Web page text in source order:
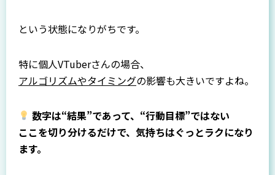
という状態になりがちです。
特に個人VTuberさんの場合、
アルゴリズムやタイミングの影響も大きいですよね。
数字は“結果”であって、“行動目標”ではない
ここを切り分けるだけで、気持ちはぐっとラクになり
ます。